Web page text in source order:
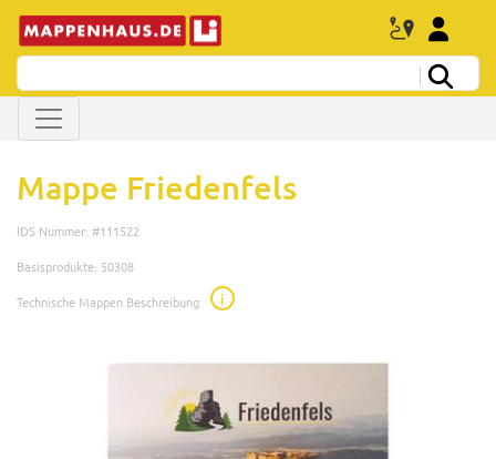
Mappe Friedenfels
IDS Nummer: #111522
Basisprodukte: 50308
Technische Mappen Beschreibung
i